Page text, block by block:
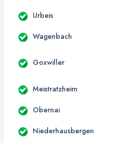
Urbeis
Wagenbach
Goxwiller
Meistratzheim
Obernai
Niederhausbergen